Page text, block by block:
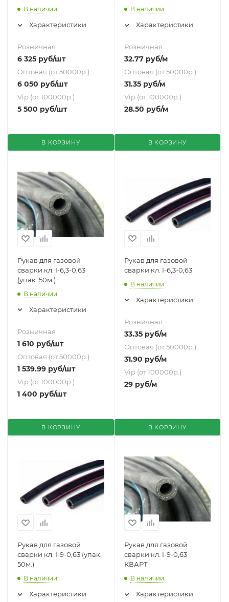
В наличии
Характеристики
Розничная
6 325 руб/шт
Оптовая (от 50000р.)
6 050 руб/шт
Vip (от 100000р.)
5 500 руб/шт
В КОРЗИНУ
В наличии
Характеристики
Розничная
32.77руб/м
Оптовая (от 50000р.)
31.35руб/м
Vip (от 100000р.)
28.50 руб/м
В КОРЗИНУ
Рукав для газовой
сварки кл. I-6,3-0,63
(упак. 50м.)
В наличии
Характеристики
Розничная
1 610 руб/шт
Оптовая (от 50000р.)
1 539.99 руб/шт
Vip (от 100000р.)
1 400 руб/шт
В КОРЗИНУ
Рукав для газовой
сварки кл. I-6,3-0,63
В наличии
Характеристики
Розничная
33.35руб/м
Оптовая (от 50000р.)
31.90 руб/м
Vip (от 100000р.)
29руб/м
В КОРЗИНУ
Рукав для газовой
сварки кл. I-9-0,63 (упак.
50м.)
В наличии
Характеристики
Рукав для газовой
сварки кл. I-9-0,63
КВАРТ
В наличии
Характеристики